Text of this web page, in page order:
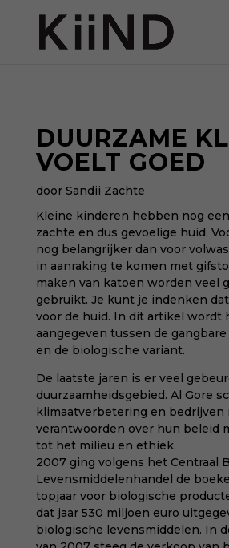
DUURZAME
VOELT GOED
door Sandii Zachte
Kleine kinderen hebben nog
zachte en dus gevoelige huid.
nog belangrijker dan voor
in aanraking te komen met
maken van katoen worden veel
gebruikt. Je kunt je indenken
voor de huid. In dit artikel wordt
aangegeven tussen de
en de biologische variant.
De laatste jaren is er veel
duurzaamheidsgebied. Al Gore
klimaatverbetering en bedrijven
verantwoorden over hun beleid
tot het milieu en ethiek.
2007 ging volgens het Centraal
Levensmiddelenhandel de
topjaar voor biologische
dat jaar 530 miljoen euro
biologische levensmiddelen. In